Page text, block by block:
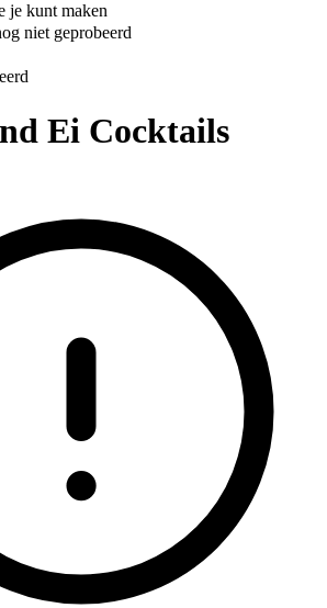
je kunt maken
niet geprobeerd
Ei Cocktails